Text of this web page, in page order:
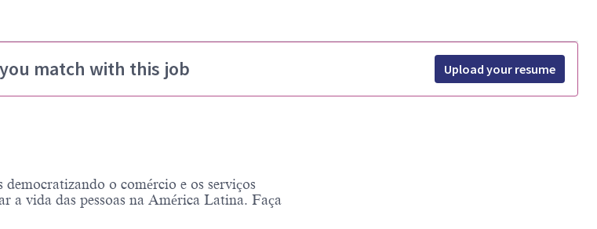
match with this job Upload your resume
o comércio e os serviços
a vida das pessoas na América Latina. Faça